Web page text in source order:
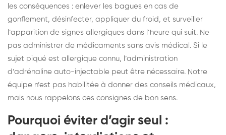
les conséquences : enlever les bagues en cas de
gonflement, désinfecter, appliquer du froid, et surveiller
l’apparition de signes allergiques dans l’heure qui suit. Ne
pas administrer de médicaments sans avis médical. Si le
sujet piqué est allergique connu, l’administration
d’adrénaline auto-injectable peut être nécessaire. Notre
équipe n’est pas habilitée à donner des conseils médicaux,
mais nous rappelons ces consignes de bon sens.
Pourquoi éviter d’agir seul :